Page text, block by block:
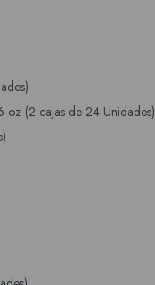
oz (2 cajas de 24 Unidades)